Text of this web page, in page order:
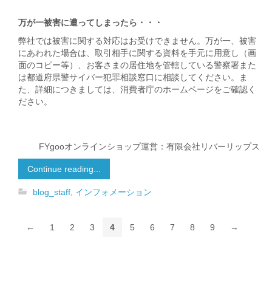
万が一被害に遭ってしまったら・・・
弊社では被害に関する対応はお受けできません。万が一、被害
にあわれた場合は、取引相手に関する資料を手元に用意し（画
面のコピー等）、お客さまの居住地を管轄している警察署また
は都道府県警サイバー犯罪相談窓口に相談してください。ま
た、詳細につきましては、消費者庁のホームページをご確認く
ださい。
FYgooオンラインショップ運営：有限会社リバーリップス
Continue reading...
blog_staff, インフォメーション
← 1 2 3 4 5 6 7 8 9 →